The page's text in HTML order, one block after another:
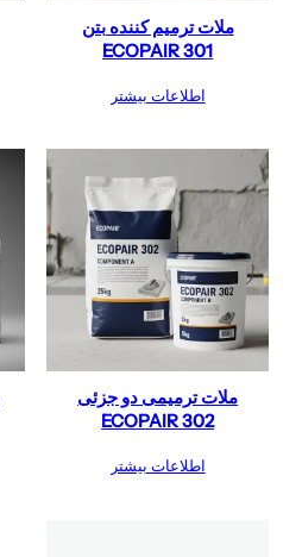
ملات ترمیم کننده بتن
ECOPAIR 301
اطلاعات بیشتر
ملات ترمیمی دو جزئی
ECOPAIR 302
اطلاعات بیشتر